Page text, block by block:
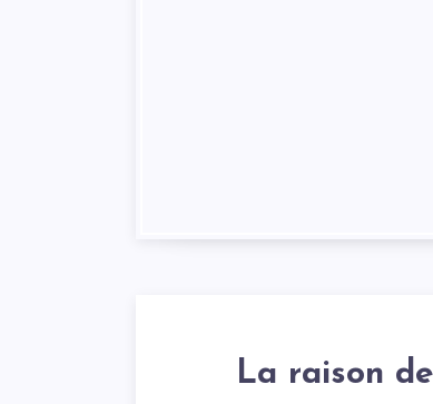
La raison